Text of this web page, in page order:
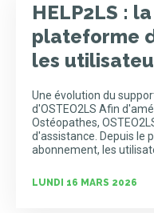
HELP2LS :
plateforme
les
Une évolution du
d'OSTEO2LS Afin
Ostéopathes,
d'assistance. Depuis le
abonnement, les
LUNDI 16 MARS 2026